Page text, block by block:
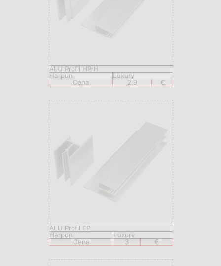
ALU Profil HP-H
Harpun
Luxury
Cena
2.9 €
ALU Profil EP
Harpun
Luxury
Cena
3 €